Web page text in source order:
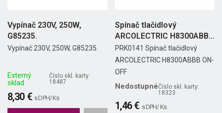
Vypínač 230V, 250W,
G85235.
Vypínač 230V, 250W, G85235.
Externý
sklad
Číslo skl. karty:
18487
8,30 € s DPH/ Ks
Spínač tlačidlový
ARCOLECTRIC H8300ABBB
ON-OFF
PRK0141 Spínač tlačidlový
ARCOLECTRIC H8300ABBB ON-
OFF
NedostupnéČíslo skl. karty:
18323
1,46 € s DPH/ Ks